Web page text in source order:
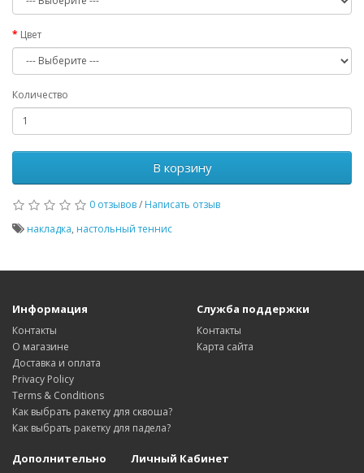
Цвет
Количество
В корзину
0 отзывов/ Написать отзыв
накладка, настольный теннис
Информация
Контакты
О магазине
Доставка и оплата
Privacy Policy
Terms & Conditions
Как выбрать ракетку для сквоша?
Как выбрать ракетку для падела?
Служба поддержки
Контакты
Карта сайта
Дополнительно Личный Кабинет